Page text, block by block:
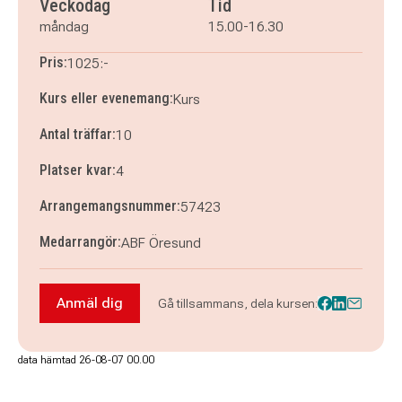
Veckodag
måndag
Tid
15.00-16.30
Pris:1025:-
Kurs eller evenemang:Kurs
Antal träffar:10
Platser kvar:4
Arrangemangsnummer:57423
Medarrangör:ABF Öresund
Anmäl dig till Italienska steg 3 på dagtid i
Anmäl dig Gå tillsammans, dela kursen:
data hämtad 26-08-07 00.00